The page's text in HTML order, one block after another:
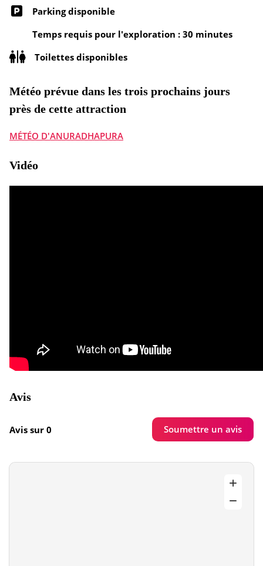
Parking disponible
Temps requis pour l'exploration : 30 minutes
Toilettes disponibles
Météo prévue dans les trois prochains jours
près de cette attraction
MÉTÉO D'ANURADHAPURA
Vidéo
Avis
Avis sur 0 Soumettre un avis